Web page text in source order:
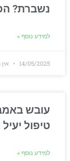
נשברת?
למידע נוסף »
14/05/2025
עובש
טיפול
למידע נוסף »